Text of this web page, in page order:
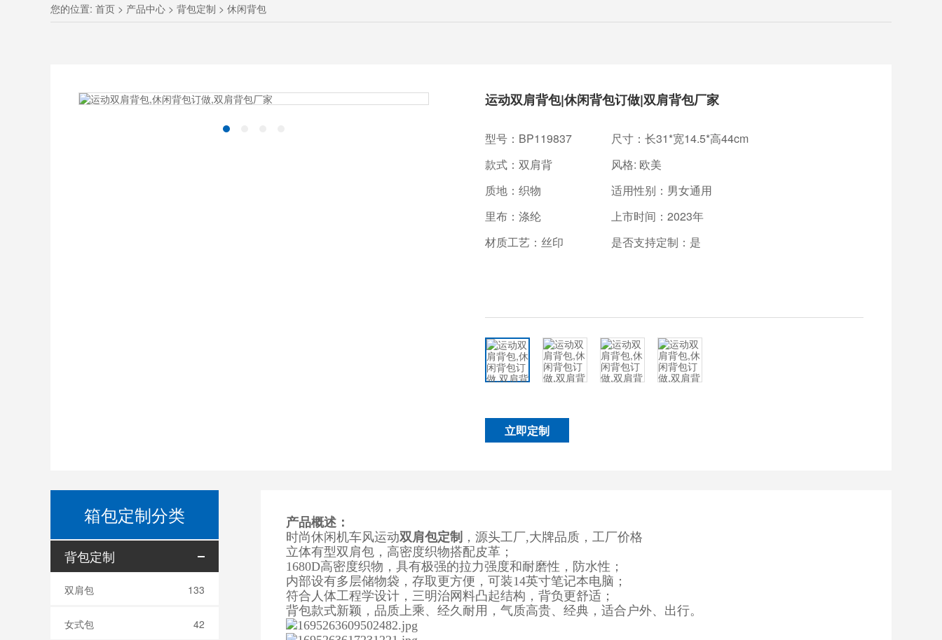
您的位置: 首页 > 产品中心 > 背包定制 > 休闲背包
运动双肩背包|休闲背包订做|双肩背包厂家
型号：BP119837
尺寸：长31*宽14.5*高44cm
款式：双肩背
风格: 欧美
质地：织物
适用性别：男女通用
里布：涤纶
上市时间：2023年
材质工艺：丝印
是否支持定制：是
立即定制
箱包定制分类
背包定制
双肩包 133
女式包 42
产品概述：
时尚休闲机车风运动双肩包定制 ，源头工厂,大牌品质，工厂价格
立体有型双肩包，高密度织物搭配皮革；
1680D高密度织物，具有极强的拉力强度和耐磨性，防水性；
内部设有多层储物袋，存取更方便，可装14英寸笔记本电脑；
符合人体工程学设计，三明治网料凸起结构，背负更舒适；
背包款式新颖，品质上乘、经久耐用，气质高贵、经典，适合户外、出行。